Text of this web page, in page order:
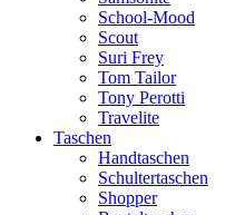
School-Mood
Scout
Suri Frey
Tom Tailor
Tony Perotti
Travelite
Taschen
Handtaschen
Schultertaschen
Shopper